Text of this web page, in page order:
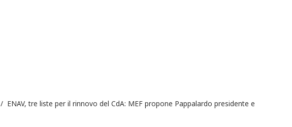
/ ENAV, tre liste per il rinnovo del CdA: MEF propone Pappalardo presidente e